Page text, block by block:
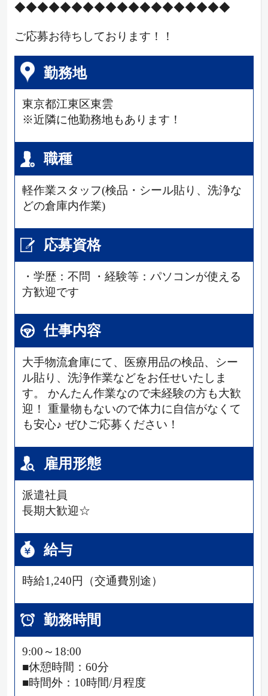
◆◆◆◆◆◆◆◆◆◆◆◆◆◆◆◆◆◆◆
ご応募お待ちしております！！
勤務地
東京都江東区東雲
※近隣に他勤務地もあります！
職種
軽作業スタッフ(検品・シール貼り、洗浄な
どの倉庫内作業)
応募資格
・学歴：不問 ・経験等：パソコンが使える
方歓迎です
仕事内容
大手物流倉庫にて、医療用品の検品、シー
ル貼り、洗浄作業などをお任せいたしま
す。 かんたん作業なので未経験の方も大歓
迎！ 重量物もないので体力に自信がなくて
も安心♪ ぜひご応募ください！
雇用形態
派遣社員
長期大歓迎☆
給与
時給1,240円（交通費別途）
勤務時間
9:00～18:00
■休憩時間：60分
■時間外：10時間/月程度